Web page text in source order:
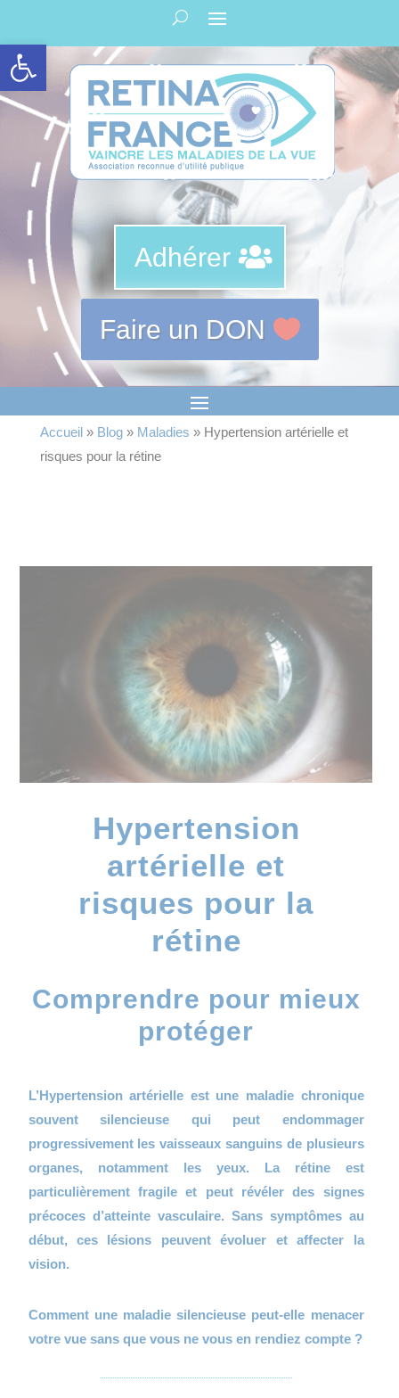
Panneau de gestion des cookies
Ouvrir la barre d’outils
Adhérer
Faire un DON
Accueil» Blog» Maladies » Hypertension artérielle et
risques pour la rétine
Hypertension
artérielle et
risques pour la
rétine
Comprendre pour mieux
protéger
L’Hypertension artérielle est une maladie chronique
souvent silencieuse qui peut endommager
progressivement les vaisseaux sanguins de plusieurs
organes, notamment les yeux. La rétine est
particulièrement fragile et peut révéler des signes
précoces d’atteinte vasculaire. Sans symptômes au
début, ces lésions peuvent évoluer et affecter la
vision.
Comment une maladie silencieuse peut-elle menacer
votre vue sans que vous ne vous en rendiez compte ?